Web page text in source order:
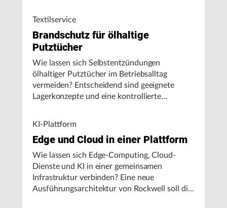
Textilservice
Brandschutz für ölhaltige
Putztücher
Wie lassen sich Selbstentzündungen
ölhaltiger Putztücher im Betriebsalltag
vermeiden? Entscheidend sind geeignete
Lagerkonzepte und eine kontrollierte
KI-Plattform
Edge und Cloud in einer Plattform
Wie lassen sich Edge-Computing, Cloud-
Dienste und KI in einer gemeinsamen
Infrastruktur verbinden? Eine neue
Ausführungsarchitektur von Rockwell soll die